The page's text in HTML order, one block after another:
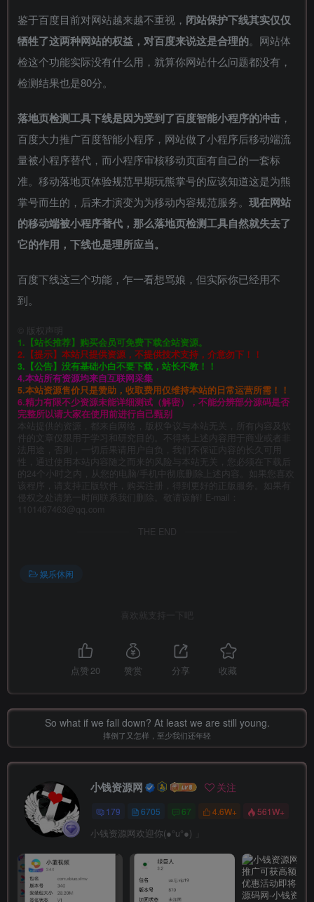
鉴于百度目前对网站越来越不重视， 闭站保护下线其实仅仅
牺牲了这两种网站的权益，对百度来说这是合理的。网站体
检这个功能实际没有什么用，就算你网站什么问题都没有，
检测结果也是80分。
落地页检测工具下线是因为受到了百度智能小程序的冲击 ，
百度大力推广百度智能小程序，网站做了小程序后移动端流
量被小程序替代，而小程序审核移动页面有自己的一套标
准。移动落地页体验规范早期玩熊掌号的应该知道这是为熊
掌号而生的，后来才演变为为移动内容规范服务。 现在网站
的移动端被小程序替代，那么落地页检测工具自然就失去了
它的作用，下线也是理所应当。
百度下线这三个功能，乍一看想骂娘，但实际你已经用不
到。
版权声明
1.【站长推荐】购买会员可免费下载全站资源。
2.【提示】本站只提供资源，不提供技术支持，介意勿下！！
3.【公告】没有基础小白不要下载，站长不教！！
4.本站所有资源均来自互联网采集
5.本站资源售价只是赞助，收取费用仅维持本站的日常运营所需！！
6.精力有限不少资源未能详细测试（解密），不能分辨部分源码是否
完整所以请大家在使用前进行自己甄别
本站提供的资源，都来自网络，版权争议与本站无关，所有内容及软
件的文章仅限用于学习和研究目的。不得将上述内容用于商业或者非
法用途，否则，一切后果请用户自负，我们不保证内容的长久可用
性，通过使用本站内容随之而来的风险与本站无关，您必须在下载后
的24个小时之内，从您的电脑/手机中彻底删除上述内容。如果您喜欢
该程序，请支持正版软件，购买注册，得到更好的正版服务。如果有
侵权之处请第一时间联系我们删除。敬请谅解! E-mail：
1101467463@qq.com
THE END
娱乐休闲
喜欢就支持一下吧
点赞20 赞赏 分享 收藏
So what if we fall down? At least we are still young.
摔倒了又怎样，至少我们还年轻
小钱资源网 关注
179 6705 67 4.6W+ 561W+
小钱资源网欢迎你(●°u°●)​ 」